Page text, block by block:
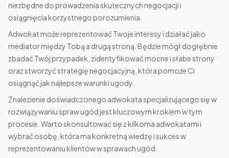
niezbędne do prowadzenia skutecznych negocjacji i
osiągnięcia korzystnego porozumienia.
Adwokat może reprezentować Twoje interesy i działać jako
mediator między Tobą a drugą stroną. Będzie mógł dogłębnie
zbadać Twój przypadek, zidentyfikować mocne i słabe strony
oraz stworzyć strategię negocjacyjną, która pomoże Ci
osiągnąć jak najlepsze warunki ugody.
Znalezienie doświadczonego adwokata specjalizującego się w
rozwiązywaniu spraw ugód jest kluczowym krokiem w tym
procesie. Warto skonsultować się z kilkoma adwokatami i
wybrać osobę, która ma konkretną wiedzę i sukces w
reprezentowaniu klientów w sprawach ugód.